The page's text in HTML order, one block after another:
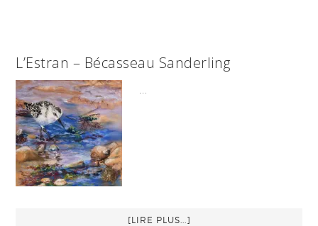
L’Estran – Bécasseau Sanderling
…
[LIRE PLUS...]